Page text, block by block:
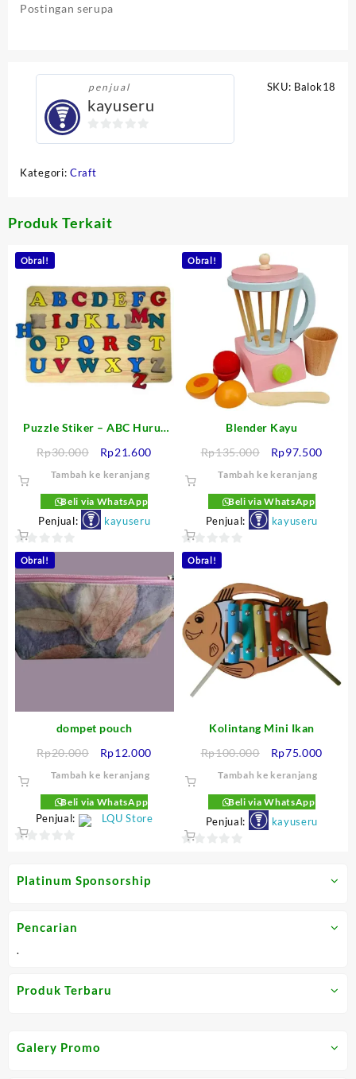
Platinum Sponsorship
Pencarian
.
Produk Terbaru
Postingan serupa
penjual
kayuseru
of
SKU: Balok18
Kategori:Craft
Produk Terkait
Obral!
Puzzle Stiker – ABC Huruf
Rp30.000
Harga
aslinya
Rp30.000.
Rp21.600
Tambah ke keranjang
Beli via WhatsApp
Penjual: kayuseru
0
out
of
Obral!
Blender Kayu
Rp135.000
Harga
aslinya
Rp135.000.
Rp97.500
Tambah ke keranjang
Beli via WhatsApp
Penjual: kayuseru
0
out
Obral!
dompet pouch
Rp20.000
Harga
aslinya
Rp20.000.
Rp12.000
Rp12.000.
Tambah ke keranjang
Beli via WhatsApp
Penjual: LQU Store
of
Obral!
Kolintang Mini Ikan
Rp100.000
Harga
aslinya
Rp100.000.
Rp75.000
Tambah ke keranjang
Beli via WhatsApp
Penjual: kayuseru
Galery Promo